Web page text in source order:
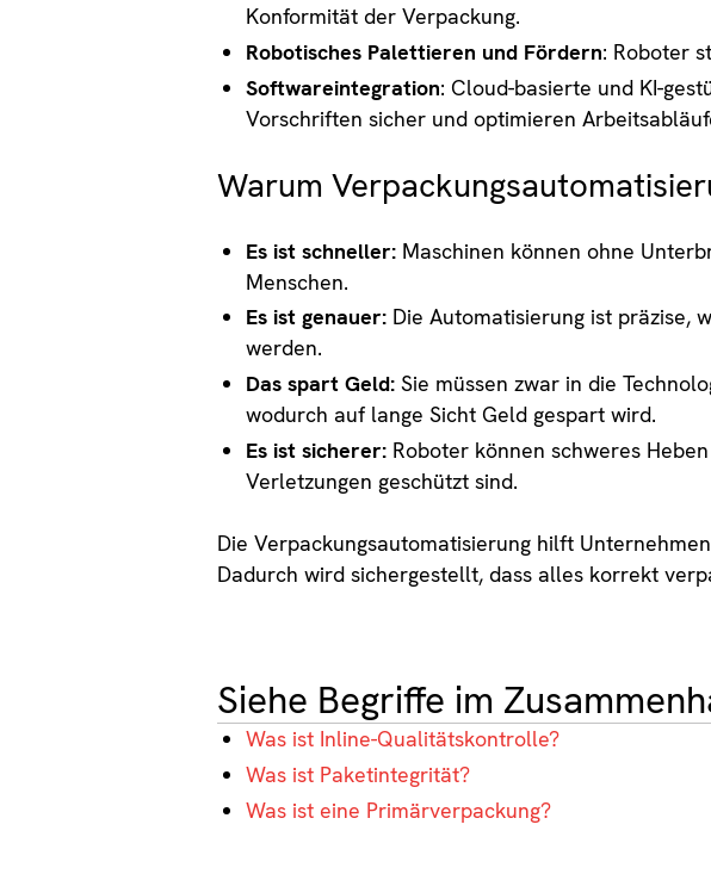
Konformität der Verpackung.
Robotisches Palettieren und Fördern: Roboter
Softwareintegration: Cloud-basierte und KI-
Vorschriften sicher und optimieren
Warum
Es ist schneller:Maschinen können ohne
Menschen.
Es ist genauer:Die Automatisierung ist präzise,
werden.
Das spart Geld:Sie müssen zwar in die
wodurch auf lange Sicht Geld gespart wird.
Es ist sicherer:Roboter können schweres
Verletzungen geschützt sind.
Die Verpackungsautomatisierung hilft
Dadurch wird sichergestellt, dass alles korrekt
Siehe Begriffe im
Was ist Inline-Qualitätskontrolle?
Was ist Paketintegrität?
Was ist eine Primärverpackung?